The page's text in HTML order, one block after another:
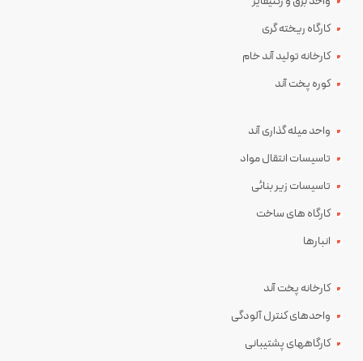
کارگاه ریخته گری
کارخانه تولید آند خام
کوره پخت آند
واحد میله گذاری آند
تاسیسات انتقال مواد
تاسیسات زیر بنائی
کارگاه های ساخت
انبارها
کارخانه پخت آند
واحدهای کنترل آلودگی
کارگاههای پشتیبانی